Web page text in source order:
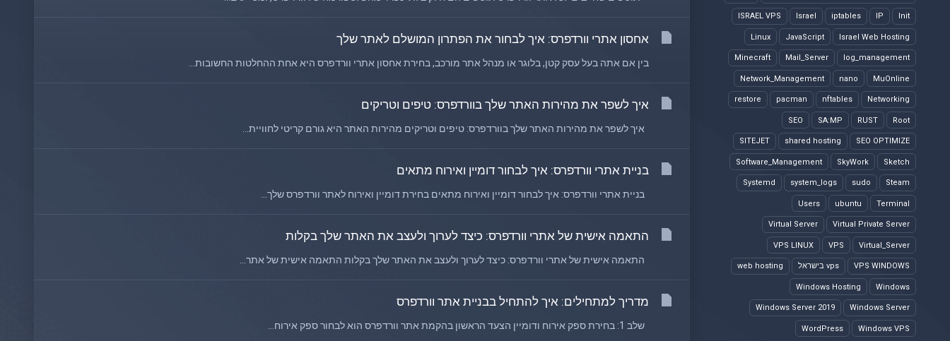
Init
IP
iptables
Israel
ISRAEL VPS
Israel Web Hosting
JavaScript
Linux
log_management
Mail_Server
Minecraft
MuOnline
nano
Network_Management
Networking
nftables
pacman
restore
Root
RUST
SA:MP
SEO
SEO OPTIMIZE
shared hosting
SITEJET
Sketch
SkyWork
Software_Management
Steam
sudo
system_logs
Systemd
Terminal
ubuntu
Users
Virtual Private Server
Virtual Server
Virtual_Server
VPS
VPS LINUX
VPS WINDOWS vps בישראל web hosting
Windows
Windows Hosting
Windows Server
Windows Server 2019
Windows VPS
WordPress
אחסון אתרי וורדפרס: איך לבחור את הפתרון המושלם לאתר שלך
בין אם אתה בעל עסק קטן, בלוגר או מנהל אתר מורכב, בחירת אחסון אתרי וורדפרס היא אחת ההחלטות החשובות...
איך לשפר את מהירות האתר שלך בוורדפרס: טיפים וטריקים
איך לשפר את מהירות האתר שלך בוורדפרס: טיפים וטריקים מהירות האתר היא גורם קריטי לחוויית...
בניית אתרי וורדפרס: איך לבחור דומיין ואירוח מתאים
בניית אתרי וורדפרס: איך לבחור דומיין ואירוח מתאים בחירת דומיין ואירוח לאתר וורדפרס שלך...
התאמה אישית של אתרי וורדפרס: כיצד לערוך ולעצב את האתר שלך בקלות
התאמה אישית של אתרי וורדפרס: כיצד לערוך ולעצב את האתר שלך בקלות התאמה אישית של אתר...
מדריך למתחילים: איך להתחיל בבניית אתר וורדפרס
שלב 1: בחירת ספק אירוח ודומיין הצעד הראשון בהקמת אתר וורדפרס הוא לבחור ספק אירוח...